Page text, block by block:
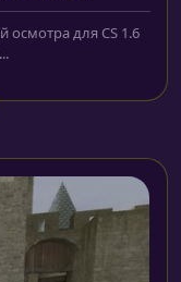
осмотра для CS 1.6